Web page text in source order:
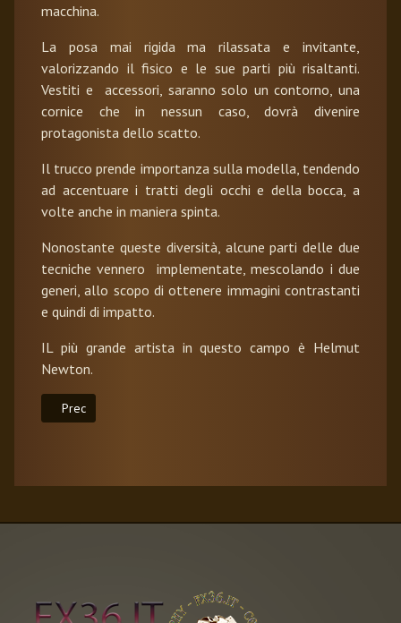
macchina.
La posa mai rigida ma rilassata e invitante,
valorizzando il fisico e le sue parti più risaltanti.
Vestiti e accessori, saranno solo un contorno, una
cornice che in nessun caso, dovrà divenire
protagonista dello scatto.
Il trucco prende importanza sulla modella, tendendo
ad accentuare i tratti degli occhi e della bocca, a
volte anche in maniera spinta.
Nonostante queste diversità, alcune parti delle due
tecniche vennero implementate, mescolando i due
generi, allo scopo di ottenere immagini contrastanti
e quindi di impatto.
IL più grande artista in questo campo è Helmut
Newton.
Articolo precedente: Colore e Negativo
Prec